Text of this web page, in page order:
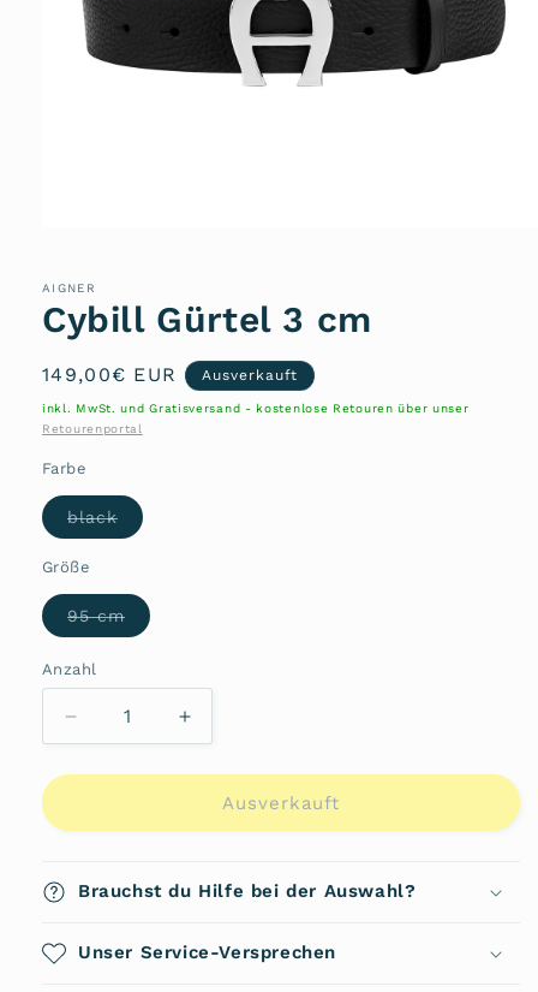
Modal
öffnen
AIGNER
Cybill Gürtel 3 cm
Normaler
Preis
149,00€ EUR Ausverkauft
inkl. MwSt. und Gratisversand - kostenlose Retouren über unser
Retourenportal
Farbe
blackVariante
ausverkauft
Größe
95 cmVariante
ausverkauft
Anzahl
Anzahl
Verringere
die
Menge
Cybill
cm
Erhöhe
die
Menge
Cybill
cm
Ausverkauft
Brauchst du Hilfe bei der Auswahl?
Unser Service-Versprechen